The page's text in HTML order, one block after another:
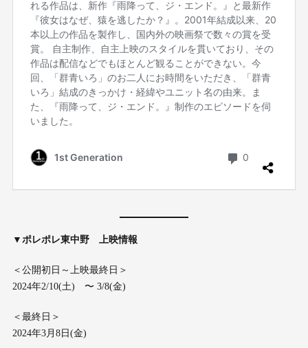
▼ポレポレ東中野 上映情報
＜公開初日～上映最終日＞
2024年2/10(土) 〜 3/8(金)
＜最終日＞
2024年3月8日(金)